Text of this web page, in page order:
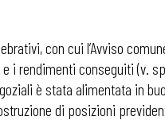
con cui l’Avviso
conseguiti (v.
è stata alimentata in
di posizioni